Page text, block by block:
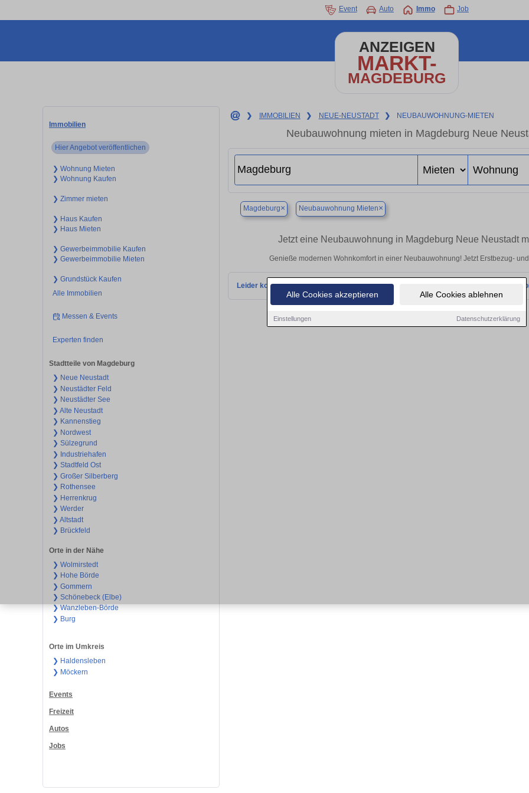
Alle Cookies akzeptieren Alle Cookies ablehnen
Einstellungen Datenschutzerklärung
Event Auto Immo Job
ANZEIGEN
MARKT-
MAGDEBURG
Immobilien
Hier Angebot veröffentlichen
❯ Wohnung Mieten
❯ Wohnung Kaufen
❯ Zimmer mieten
❯ Haus Kaufen
❯ Haus Mieten
❯ Gewerbeimmobilie Kaufen
❯ Gewerbeimmobilie Mieten
❯ Grundstück Kaufen
Alle Immobilien
Messen & Events
Experten finden
Stadtteile von Magdeburg
❯ Neue Neustadt
❯ Neustädter Feld
❯ Neustädter See
❯ Alte Neustadt
❯ Kannenstieg
❯ Nordwest
❯ Sülzegrund
❯ Industriehafen
❯ Stadtfeld Ost
❯ Großer Silberberg
❯ Rothensee
❯ Herrenkrug
❯ Werder
❯ Altstadt
❯ Brückfeld
Orte in der Nähe
❯ Wolmirstedt
❯ Hohe Börde
❯ Gommern
❯ Schönebeck (Elbe)
❯ Wanzleben-Börde
❯ Burg
Orte im Umkreis
❯ Haldensleben
❯ Möckern
Events
Freizeit
Autos
Jobs
❯ IMMOBILIEN ❯ NEUE-NEUSTADT ❯ NEUBAUWOHNUNG-MIETEN
Neubauwohnung mieten in Magdeburg Neue
Magdeburg× Neubauwohnung Mieten×
Jetzt eine Neubauwohnung in Magdeburg Neue Neustadt
Genieße modernen Wohnkomfort in einer Neubauwohnung! Jetzt Erstbezug-
Leider konnten wir derzeit keine passenden Objekte finden. Schauen Sie bald wieder